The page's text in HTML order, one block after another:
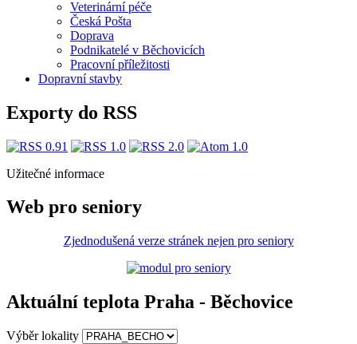
Veterinární péče
Česká Pošta
Doprava
Podnikatelé v Běchovicích
Pracovní příležitosti
Dopravní stavby
Exporty do RSS
Užitečné informace
Web pro seniory
Zjednodušená verze stránek nejen pro seniory
Aktuální teplota Praha - Běchovice
Výběr lokality